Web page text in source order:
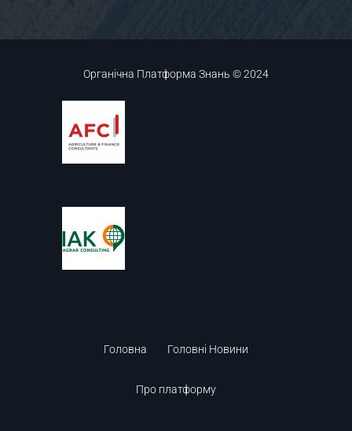
Органічна Платформа Знань © 2024
Головна Головні Новини
Про платформу